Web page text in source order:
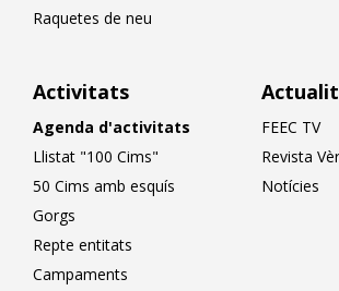
Activitats
Agenda d'activitats
Llistat "100 Cims"
50 Cims amb esquís
Gorgs
Repte entitats
Campaments
Raquetes de neu
FEEC TV
Revista
Notícies